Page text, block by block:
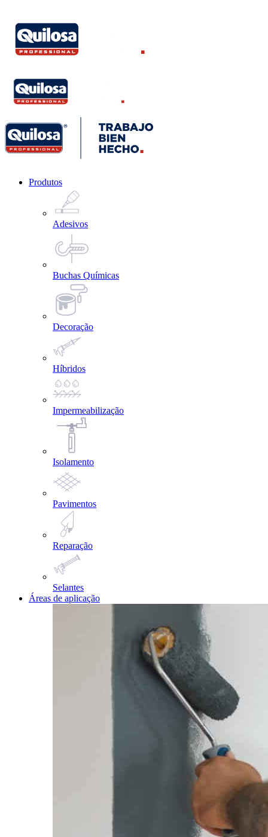
Produtos
Adesivos
Buchas Químicas
Decoração
Híbridos
Impermeabilização
Isolamento
Pavimentos
Reparação
Selantes
Áreas de aplicação